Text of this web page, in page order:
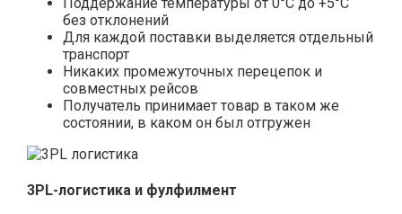
без отклонений
Для каждой поставки выделяется отдельный
транспорт
Никаких промежуточных перецепок и
совместных рейсов
Получатель принимает товар в таком же
состоянии, в каком он был отгружен
3PL-логистика и фулфилмент